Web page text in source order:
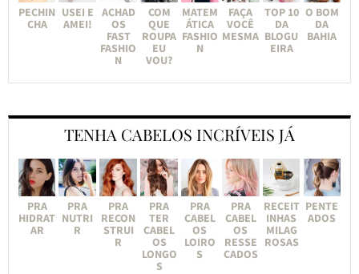
PECHIN
CHA
USEI E
AMEI!
ACHAD
OS
FAST
FASHIO
N
COM
QUE
ROUPA
EU
VOU?
MATEM
ÁTICA
FASHIO
N
FAÇA
VOCÊ
MESMA
TOP 10
DA
BLOGU
EIRA
O BOM
DA
BAHIA
TENHA CABELOS INCRÍVEIS JÁ
PRA
HIDRAT
AR
PRA
NUTRI
R
PRA
RECON
STRUI
R
PRA
TER
CABEL
OS
LONGO
S
PRA
CABEL
OS
LOIRO
S
PRA
CABEL
OS
RESSE
CADOS
RECEIT
INHAS
MILAG
ROSAS
PENTE
ADOS